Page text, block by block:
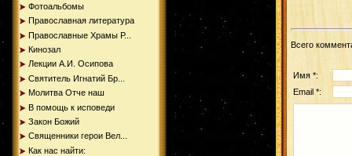
Фотоальбомы
Православная литература
Православные Храмы Р...
Кинозал
Лекции А.И. Осипова
Святитель Игнатий Бр...
Молитва Отче наш
В помощь к исповеди
Закон Божий
Священники герои Вел...
Как нас найти:
Всего
Имя *:
Email *: